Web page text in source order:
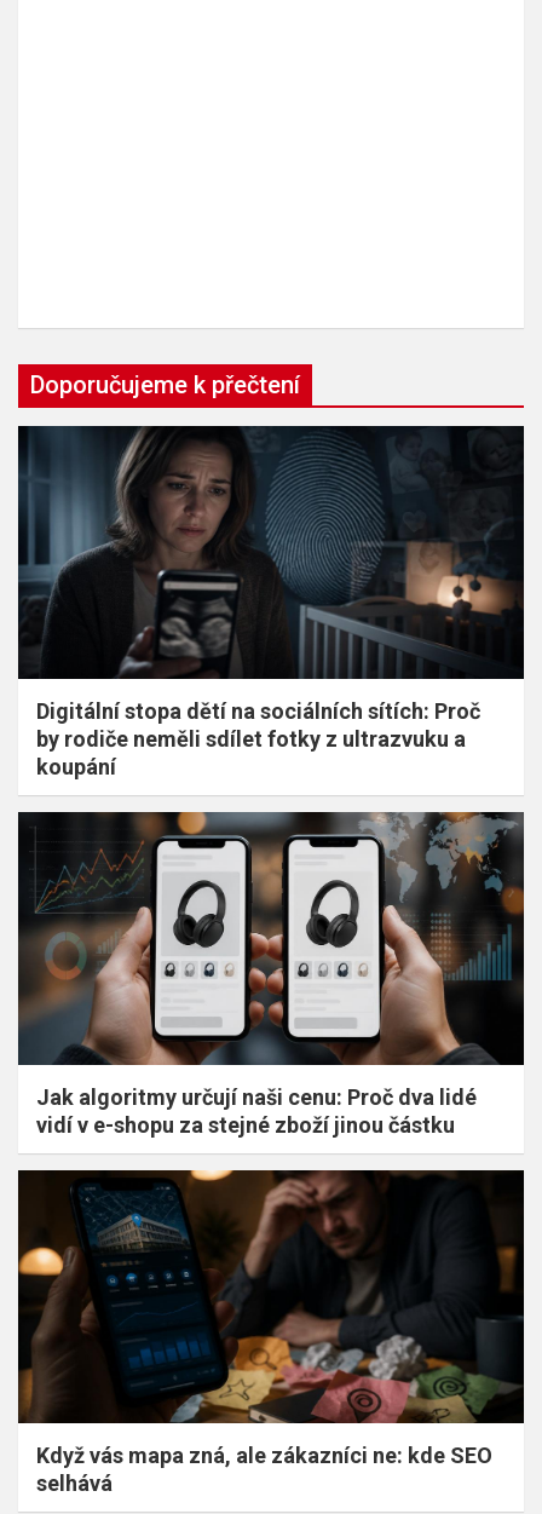
Doporučujeme k přečtení
Digitální stopa dětí na sociálních sítích: Proč
by rodiče neměli sdílet fotky z ultrazvuku a
koupání
Jak algoritmy určují naši cenu: Proč dva lidé
vidí v e-shopu za stejné zboží jinou částku
Když vás mapa zná, ale zákazníci ne: kde SEO
selhává